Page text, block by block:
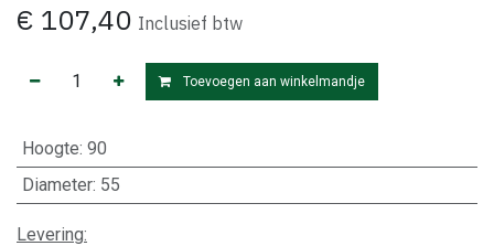
€ 107,40 Inclusief btw
Toevoegen aan winkelmandje
Hoogte: 90
Diameter: 55
Levering: